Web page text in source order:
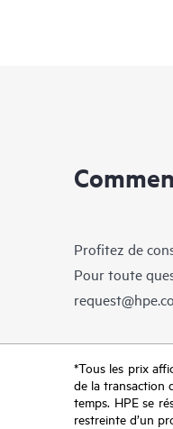
Profitez de
Pour toute
*Tous les prix
de la transaction
temps. HPE se
restreinte d’un